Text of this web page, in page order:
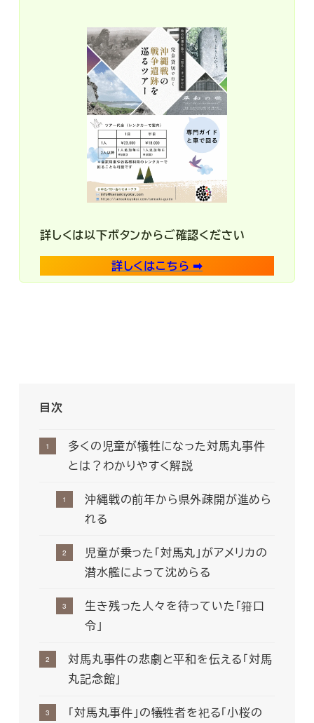
詳しくは以下ボタンからご確認ください
詳しくはこちら ➡︎
目次
多くの児童が犠牲になった対馬丸事件
とは？わかりやすく解説
沖縄戦の前年から県外疎開が進めら
れる
児童が乗った「対馬丸」がアメリカの
潜水艦によって沈めらる
生き残った人々を待っていた「箝口
令」
対馬丸事件の悲劇と平和を伝える「対馬
丸記念館」
「対馬丸事件」の犠牲者を祀る「小桜の